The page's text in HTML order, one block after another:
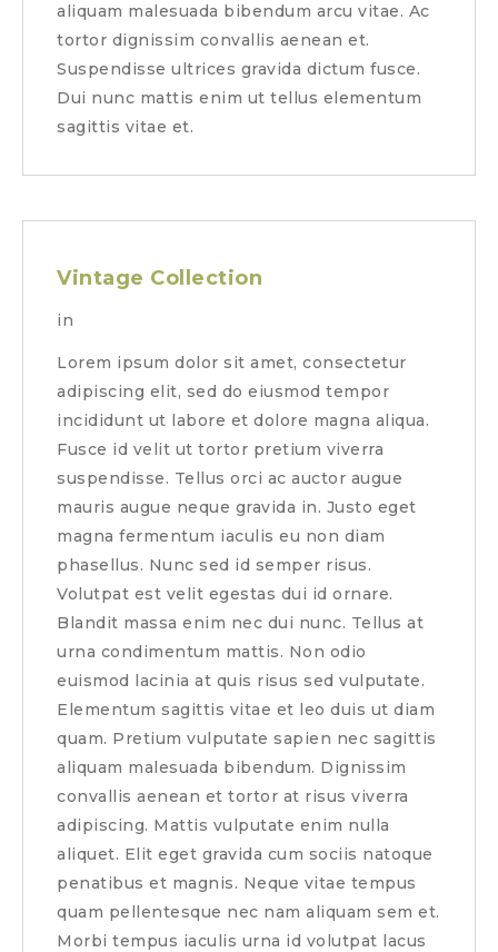
aliquam malesuada bibendum arcu vitae. Ac
tortor dignissim convallis aenean et.
Suspendisse ultrices gravida dictum fusce.
Dui nunc mattis enim ut tellus elementum
sagittis vitae et.
Vintage Collection
in
Lorem ipsum dolor sit amet, consectetur
adipiscing elit, sed do eiusmod tempor
incididunt ut labore et dolore magna aliqua.
Fusce id velit ut tortor pretium viverra
suspendisse. Tellus orci ac auctor augue
mauris augue neque gravida in. Justo eget
magna fermentum iaculis eu non diam
phasellus. Nunc sed id semper risus.
Volutpat est velit egestas dui id ornare.
Blandit massa enim nec dui nunc. Tellus at
urna condimentum mattis. Non odio
euismod lacinia at quis risus sed vulputate.
Elementum sagittis vitae et leo duis ut diam
quam. Pretium vulputate sapien nec sagittis
aliquam malesuada bibendum. Dignissim
convallis aenean et tortor at risus viverra
adipiscing. Mattis vulputate enim nulla
aliquet. Elit eget gravida cum sociis natoque
penatibus et magnis. Neque vitae tempus
quam pellentesque nec nam aliquam sem et.
Morbi tempus iaculis urna id volutpat lacus